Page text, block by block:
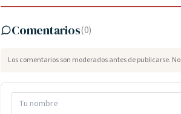
Comentarios(0)
Los comentarios son moderados antes de publicarse.